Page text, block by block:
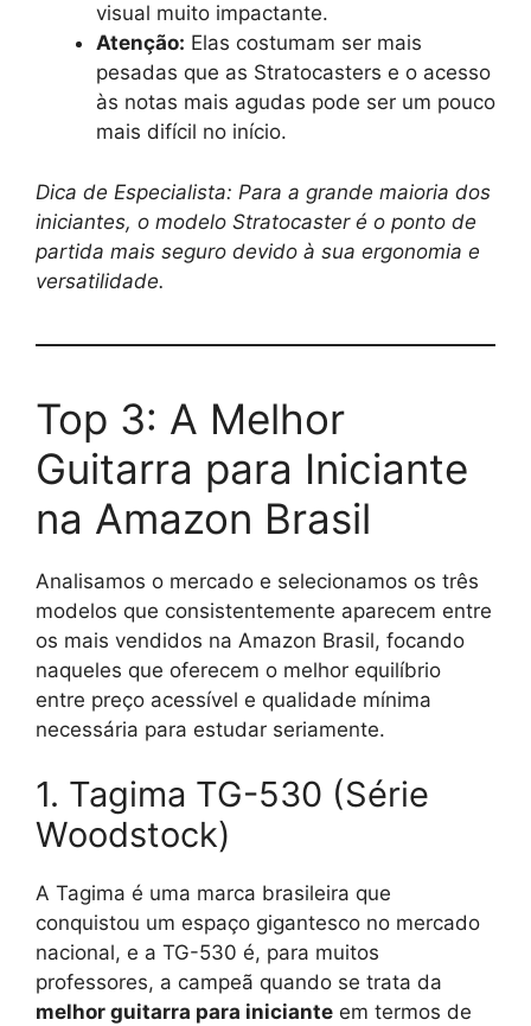
visual muito impactante.
Atenção: Elas costumam ser mais
pesadas que as Stratocasters e o acesso
às notas mais agudas pode ser um pouco
mais difícil no início.
Dica de Especialista: Para a grande maioria dos
iniciantes, o modelo Stratocaster é o ponto de
partida mais seguro devido à sua ergonomia e
versatilidade.
Top 3: A Melhor
Guitarra para Iniciante
na Amazon Brasil
Analisamos o mercado e selecionamos os três
modelos que consistentemente aparecem entre
os mais vendidos na Amazon Brasil, focando
naqueles que oferecem o melhor equilíbrio
entre preço acessível e qualidade mínima
necessária para estudar seriamente.
1. Tagima TG-530 (Série
Woodstock)
A Tagima é uma marca brasileira que
conquistou um espaço gigantesco no mercado
nacional, e a TG-530 é, para muitos
professores, a campeã quando se trata da
melhor guitarra para iniciante em termos de